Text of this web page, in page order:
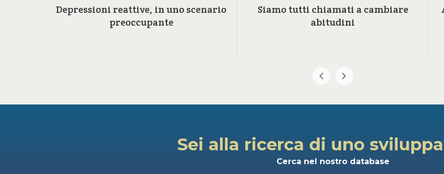
Depressioni reattive, in uno scenario
preoccupante
Siamo tutti chiamati a cambiare
abitudini
Sei alla ricerca di uno
Cerca nel nostro database